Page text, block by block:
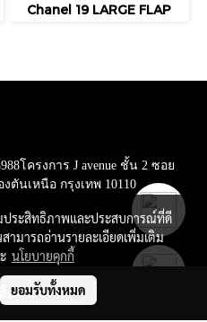
อสินค้า
Chanel 19 LARGE FLAP
โครงการ J avenue ชั้น 2 ซอย
นเหนือ กรุงเทพ 10110
ประสิทธิภาพและประสบการณ์ที่ดี
ามารถอ่านรายละเอียดเพิ่มเติม
นโยบายคุกกี้
ยอมรับทั้งหมด